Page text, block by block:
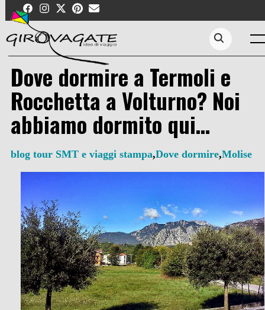
content
Search...
Dove dormire a Termoli e
Rocchetta a Volturno? Noi
abbiamo dormito qui…
blog tour SMT e viaggi stampa,Dove dormire,Molise